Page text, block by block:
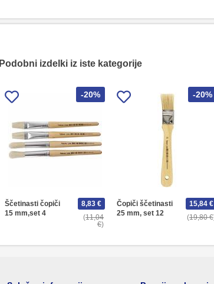
Podobni izdelki iz iste kategorije
-20%
Ščetinasti čopiči
15 mm,set 4
11,04
€
8,83 €
-20%
Čopiči ščetinasti
25 mm, set 12
19,80 €
15,84 €